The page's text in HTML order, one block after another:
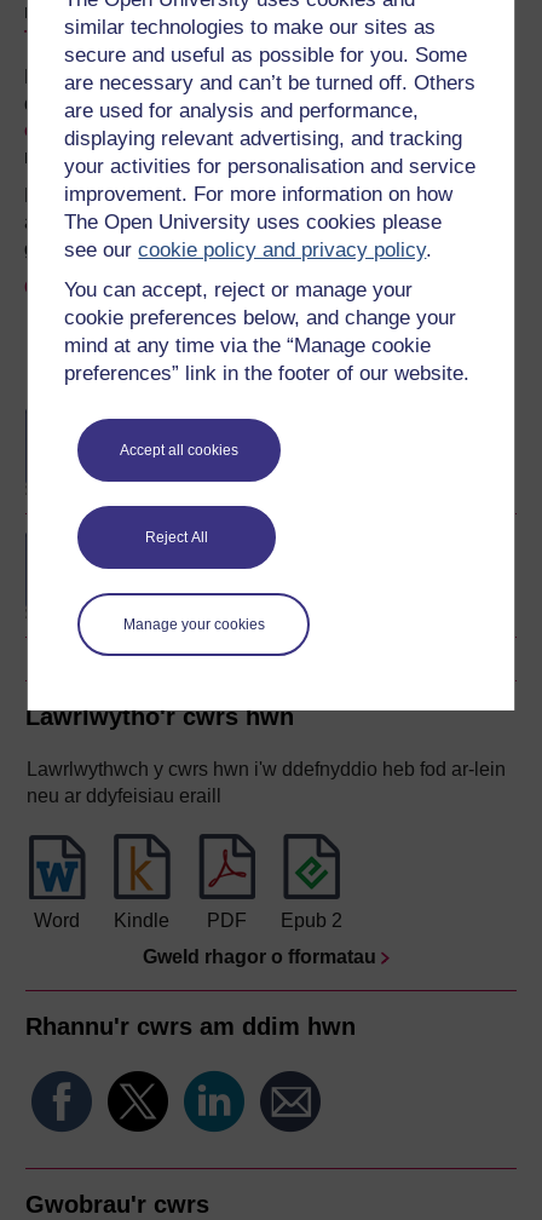
similar technologies to make our sites as
secure and useful as possible for you. Some
are necessary and can’t be turned off. Others
are used for analysis and performance,
displaying relevant advertising, and tracking
your activities for personalisation and service
improvement. For more information on how
The Open University uses cookies please
see ourcookie policy and privacy policy.
You can accept, reject or manage your
cookie preferences below, and change your
mind at any time via the “Manage cookie
preferences” link in the footer of our website.
Accept all cookies
Reject All
Manage your cookies
Dewch yn fyfyriwr gyda’r
Brifysgol Agored
BA/BSc (Honours) Open
degree
Concepts in chemistry
Lawrlwytho'r cwrs hwn
Lawrlwythwch y cwrs hwn i'w ddefnyddio heb fod ar-lein
neu ar ddyfeisiau eraill
Word Kindle PDF
Epub 2
Gweld rhagor o fformatau
Rhannu'r cwrs am ddim hwn
Gwobrau'r cwrs
ni'n eu cynnig, gan gynnwys ein cyrsiau lefelMynediad
Thystysgrifau.
Ddim yn barod ar gyfer astudiaeth Prifysgol yna porwch
dros900 o gyrsiau am ddim ar OpenLearna
chofrestrwch i'n cylchlythyri glywed am gyrsiau
newydd am ddim, wrth iddynt gael eu rhyddhau.
Bob blwyddyn, mae miloedd o fyfyrwyr yn penderfynu
astudio gyda'r Brifysgol Agored. Gyda dros 120 o
gymwysterau, mae gennym y cwrs iawn i chi.
Gofynnwch am brosbectws Prifysgol Agored